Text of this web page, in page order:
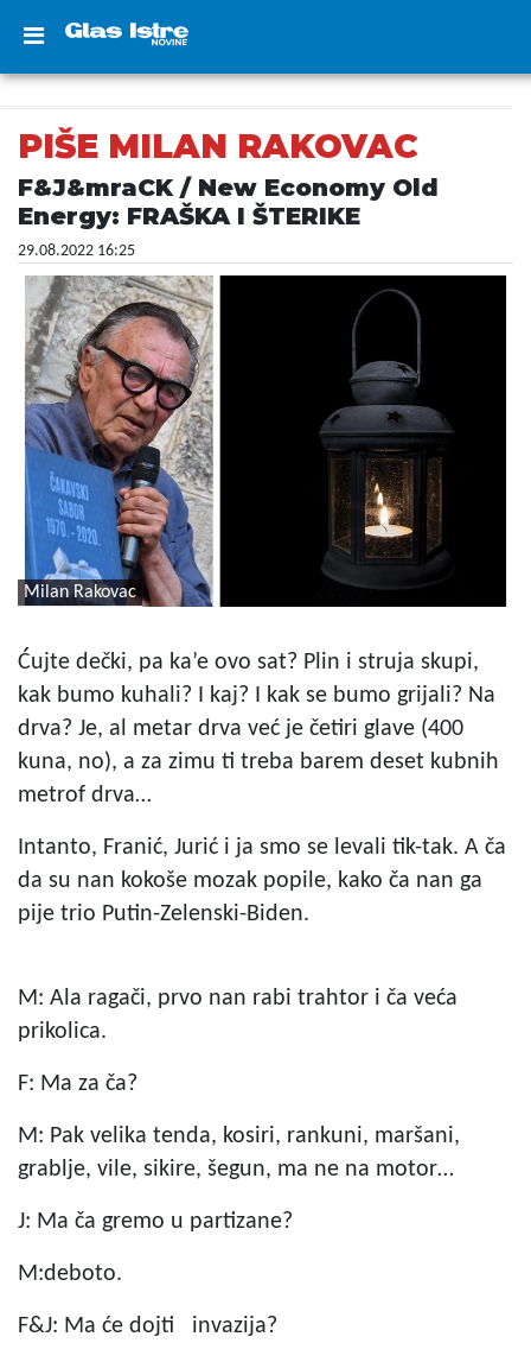
PIŠE MILAN RAKOVAC
F&J&mraCK / New Economy Old
Energy: FRAŠKA I ŠTERIKE
29.08.2022 16:25
Milan Rakovac
Ćujte dečki, pa ka’e ovo sat? Plin i struja skupi,
kak bumo kuhali? I kaj? I kak se bumo grijali? Na
drva? Je, al metar drva već je četiri glave (400
kuna, no), a za zimu ti treba barem deset kubnih
metrof drva…
Intanto, Franić, Jurić i ja smo se levali tik-tak. A ča
da su nan kokoše mozak popile, kako ča nan ga
pije trio Putin-Zelenski-Biden.
M: Ala ragači, prvo nan rabi trahtor i ča veća
prikolica.
F: Ma za ča?
M: Pak velika tenda, kosiri, rankuni, maršani,
grablje, vile, sikire, šegun, ma ne na motor…
J: Ma ča gremo u partizane?
M:deboto.
F&J: Ma će dojti invazija?